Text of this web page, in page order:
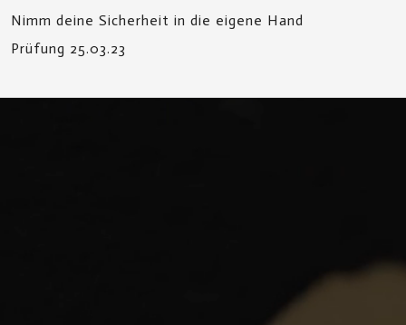
Nimm deine Sicherheit in die eigene Hand
Prüfung 25.03.23